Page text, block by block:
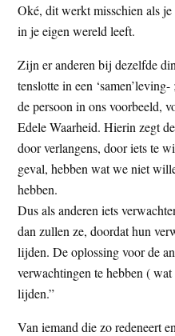
Oké, dit werkt misschien als
in je eigen wereld leeft.
Zijn er anderen bij dezelfde
tenslotte in een
de persoon in ons voorbeeld,
Edele Waarheid. Hierin zegt
door verlangens, door iets te
geval, hebben wat we niet
hebben.
Dus als anderen iets
dan zullen ze, doordat hun
lijden. De oplossing voor de
verwachtingen te hebben (
lijden.”
Van iemand die zo redeneert